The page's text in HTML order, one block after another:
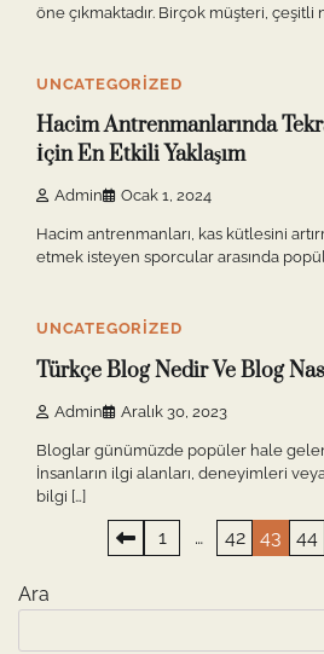
öne çıkmaktadır. Birçok müşteri, çeşitli
UNCATEGORIZED
Hacim Antrenmanlarında
İçin En Etkili Yaklaşım
Admin Ocak 1, 2024
Hacim antrenmanları, kas kütlesini
etmek isteyen sporcular arasında
UNCATEGORIZED
Türkçe Blog Nedir Ve Blog
Admin Aralık 30, 2023
Bloglar günümüzde popüler hale
İnsanların ilgi alanları, deneyimleri
bilgi […]
sayfalaması
1 … 42 43 44
Ara